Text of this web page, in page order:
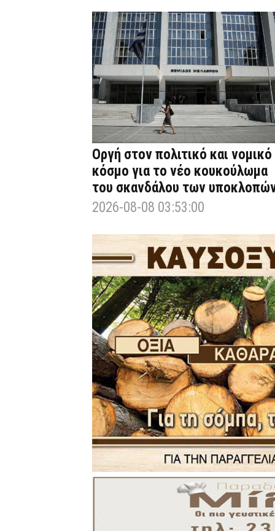
Οργή στον πολιτικό και νομικό
κόσμο για το νέο κουκούλωμα
του σκανδάλου των
2026-08-08 03:53:00